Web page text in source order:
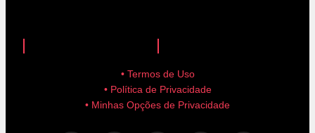
• Termos de Uso
• Política de Privacidade
• Minhas Opções de Privacidade